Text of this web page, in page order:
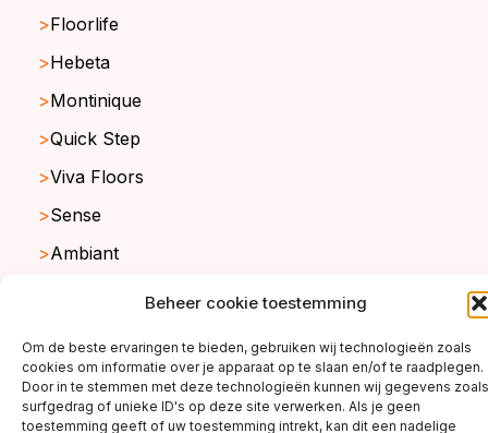
Beheer cookie toestemming
Om de beste ervaringen te bieden, gebruiken wij technologieën zoals
cookies om informatie over je apparaat op te slaan en/of te raadplegen.
Door in te stemmen met deze technologieën kunnen wij gegevens zoals
surfgedrag of unieke ID's op deze site verwerken. Als je geen
toestemming geeft of uw toestemming intrekt, kan dit een nadelige
Floorlife
Hebeta
Montinique
Quick Step
Viva Floors
Sense
Ambiant
copyright ©2026